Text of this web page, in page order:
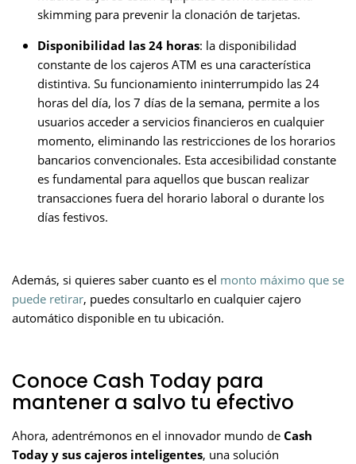
skimming para prevenir la clonación de tarjetas.
Disponibilidad las 24 horas: la disponibilidad
constante de los cajeros ATM es una característica
distintiva. Su funcionamiento ininterrumpido las 24
horas del día, los 7 días de la semana, permite a los
usuarios acceder a servicios financieros en cualquier
momento, eliminando las restricciones de los horarios
bancarios convencionales. Esta accesibilidad constante
es fundamental para aquellos que buscan realizar
transacciones fuera del horario laboral o durante los
días festivos.
Además, si quieres saber cuanto es el monto máximo que se
puede retirar, puedes consultarlo en cualquier cajero
automático disponible en tu ubicación.
Conoce Cash Today para
mantener a salvo tu efectivo
Ahora, adentrémonos en el innovador mundo de Cash
Today y sus cajeros inteligentes, una solución